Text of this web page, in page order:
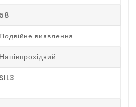
58
Подвійне виявлення
Напівпрохідний
SIL3